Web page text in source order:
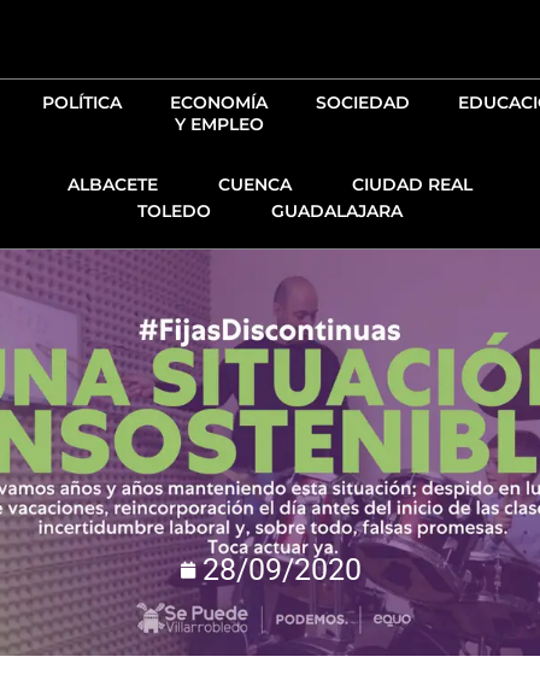
POLÍTICA
ECONOMÍA
Y EMPLEO
SOCIEDAD
ALBACETE CUENCA
CIUDAD REAL
TOLEDO
GUADALAJARA
28/09/2020